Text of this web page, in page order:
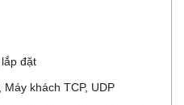
đặt
Máy khách TCP, UDP